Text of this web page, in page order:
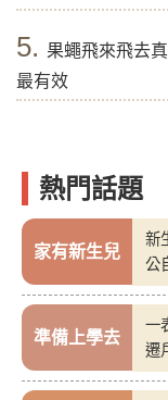
5. 果蠅飛來飛去
最有效
熱門話題
家有新生兒
新
公
準備上學去
一
遷